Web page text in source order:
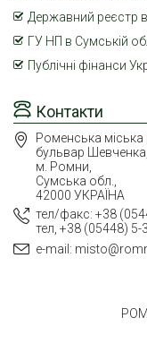
Контакти
Роменська міська
бульвар
м. Ромни,
Сумська обл.,
42000 УКРАЇНА
тел/факс: +38
тел, +38 (05448) 5-
e-mail:
Державний реєстр
ГУ НП в Сумській
Публічні фінанси